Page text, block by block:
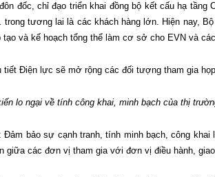
đốc, chỉ đạo triển khai đồng bộ kết cấu hạ
tương lai là các khách hàng lớn. Hiện nay,
tạo và kế hoạch tổng thể làm cơ sở cho EVN và
Điện lực sẽ mở rộng các đối tượng tham gia
lo ngại về tính công khai, minh bạch của thị
Đảm bảo sự cạnh tranh, tính minh bạch, công
giữa các đơn vị tham gia với đơn vị điều hành,